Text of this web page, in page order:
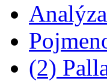
Analýza
(2)